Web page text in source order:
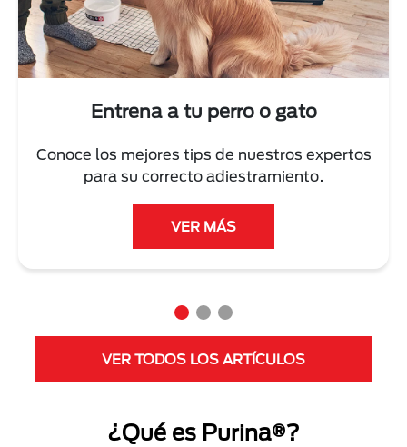
Next
Entrena a tu perro o gato
Conoce los mejores tips de nuestros expertos
para su correcto adiestramiento.
VER MÁS
VER TODOS LOS ARTÍCULOS
¿Qué es Purina®?